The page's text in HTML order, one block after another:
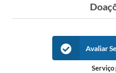
Inclusão e Acessibilidade
Tributos Online Avaliar
Serviço